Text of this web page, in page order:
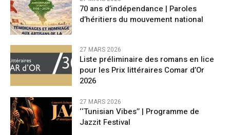
70 ans d’indépendance | Paroles
d’héritiers du mouvement national
27 MARS 2026
Liste préliminaire des romans en lice
pour les Prix littéraires Comar d’Or
2026
27 MARS 2026
‘‘Tunisian Vibes’’ | Programme de
Jazzit Festival